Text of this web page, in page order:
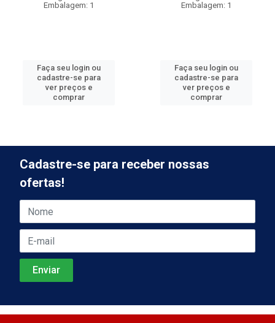
Embalagem: 1
Faça seu login ou
cadastre-se para
ver preços e
comprar
Embalagem: 1
Faça seu login ou
cadastre-se para
ver preços e
comprar
Cadastre-se para receber nossas
ofertas!